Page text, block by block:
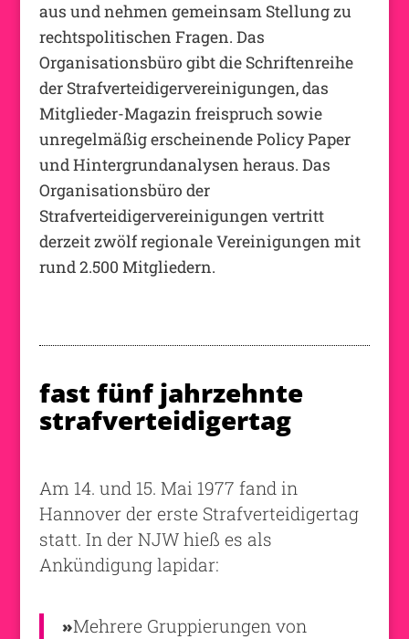
aus und nehmen gemeinsam Stellung zu
rechtspolitischen Fragen. Das
Organisationsbüro gibt die Schriftenreihe
der Strafverteidigervereinigungen, das
Mitglieder-Magazin freispruch sowie
unregelmäßig erscheinende Policy Paper
und Hintergrundanalysen heraus. Das
Organisationsbüro der
Strafverteidigervereinigungen vertritt
derzeit zwölf regionale Vereinigungen mit
rund 2.500 Mitgliedern.
fast fünf jahrzehnte
strafverteidigertag
Am 14. und 15. Mai 1977 fand in
Hannover der erste Strafverteidigertag
statt. In der NJW hieß es als
Ankündigung lapidar:
»Mehrere Gruppierungen von